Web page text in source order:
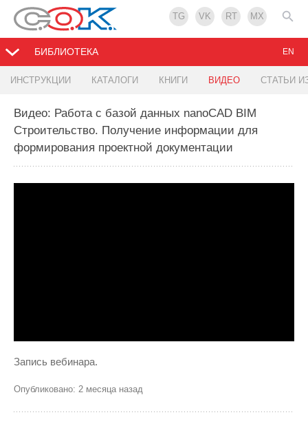
TG VK RT MX
БИБЛИОТЕКА
ИНСТРУКЦИИ КАТАЛОГИ КНИГИ ВИДЕО СТАТЬИ
EN
Видео: Работа с базой данных nanoCAD BIM
Строительство. Получение информации для
формирования проектной документации
Запись вебинара.
Опубликовано: 2 месяца назад